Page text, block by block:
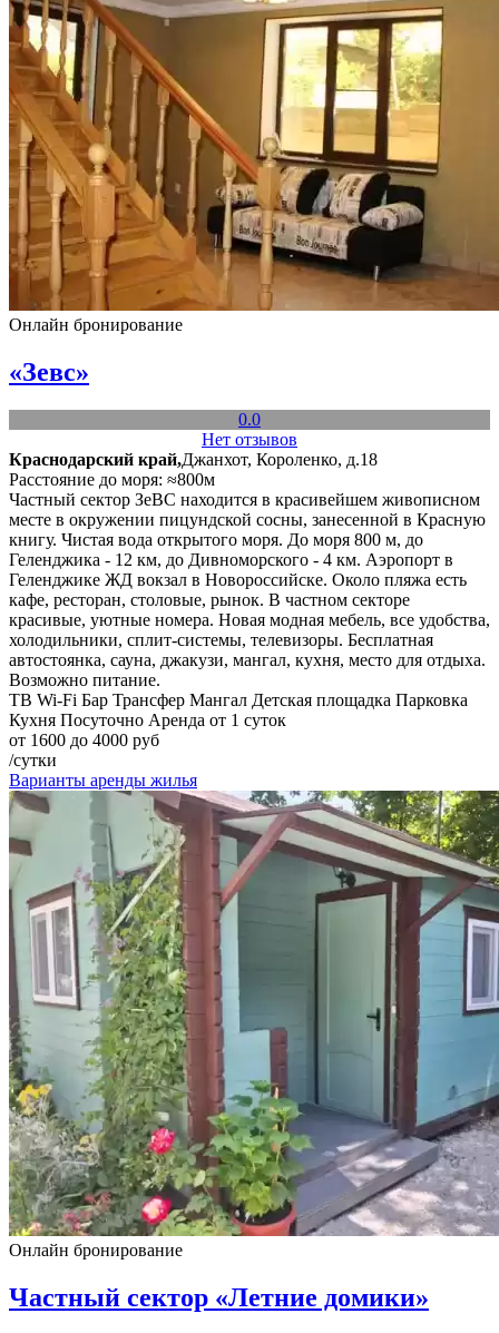
Онлайн бронирование
«Зевс»
0.0
Нет отзывов
Краснодарский край,Джанхот, Короленко, д.18
Расстояние до моря: ≈800м
Частный сектор ЗеВС находится в красивейшем живописном
месте в окружении пицундской сосны, занесенной в Красную
книгу. Чистая вода открытого моря. До моря 800 м, до
Геленджика - 12 км, до Дивноморского - 4 км. Аэропорт в
Геленджике ЖД вокзал в Новороссийске. Около пляжа есть
кафе, ресторан, столовые, рынок. В частном секторе
красивые, уютные номера. Новая модная мебель, все удобства,
холодильники, сплит-системы, телевизоры. Бесплатная
автостоянка, сауна, джакузи, мангал, кухня, место для отдыха.
Возможно питание.
ТВ Wi-Fi Бар Трансфер Мангал Детская площадка Парковка
Кухня Посуточно Аренда от 1 суток
от 1600 до 4000 руб
/сутки
Варианты аренды жилья
Онлайн бронирование
Частный сектор «Летние домики»